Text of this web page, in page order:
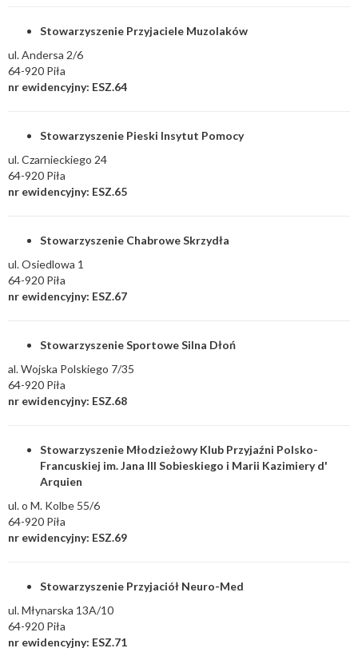
Stowarzyszenie Przyjaciele Muzolaków
ul. Andersa 2/6
64-920 Piła
nr ewidencyjny: ESZ.64
Stowarzyszenie Pieski Insytut Pomocy
ul. Czarnieckiego 24
64-920 Piła
nr ewidencyjny: ESZ.65
Stowarzyszenie Chabrowe Skrzydła
ul. Osiedlowa 1
64-920 Piła
nr ewidencyjny: ESZ.67
Stowarzyszenie Sportowe Silna Dłoń
al. Wojska Polskiego 7/35
64-920 Piła
nr ewidencyjny: ESZ.68
Stowarzyszenie Młodzieżowy Klub Przyjaźni Polsko-
Francuskiej im. Jana III Sobieskiego i Marii Kazimiery d'
Arquien
ul. o M. Kolbe 55/6
64-920 Piła
nr ewidencyjny: ESZ.69
Stowarzyszenie Przyjaciół Neuro-Med
ul. Młynarska 13A/10
64-920 Piła
nr ewidencyjny: ESZ.71